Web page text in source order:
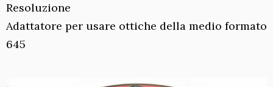
Resoluzione
Adattatore per usare ottiche della medio formato
645